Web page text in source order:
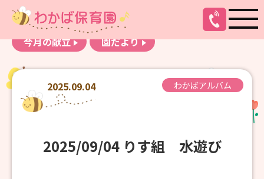
お知らせ
わかばアルバム
今月の献立
園だより
2025.09.04 わかばアルバム
2025/09/04 りす組 水遊び